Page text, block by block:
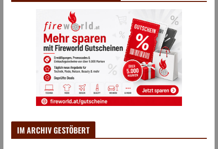
IM ARCHIV GESTÖBERT